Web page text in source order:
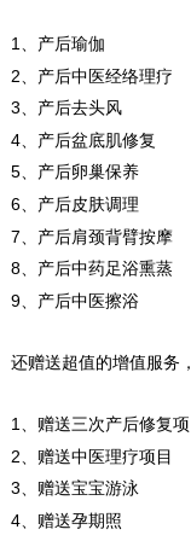
1、产后瑜伽
2、产后中医经络理疗
3、产后去头风
4、产后盆底肌修复
5、产后卵巢保养
6、产后皮肤调理
7、产后肩颈背臂按摩
8、产后中药足浴熏蒸
9、产后中医擦浴
还赠送超值的增值服务
1、赠送三次产后修复项
2、赠送中医理疗项目
3、赠送宝宝游泳
4、赠送孕期照